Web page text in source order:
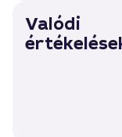
Valódi